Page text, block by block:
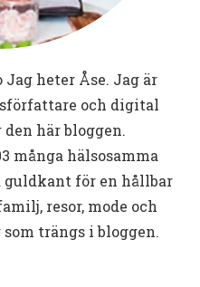
Jag heter Åse. Jag är
och digital
här bloggen.
många hälsosamma
guldkant för en hållbar
resor, mode och
trängs i bloggen.